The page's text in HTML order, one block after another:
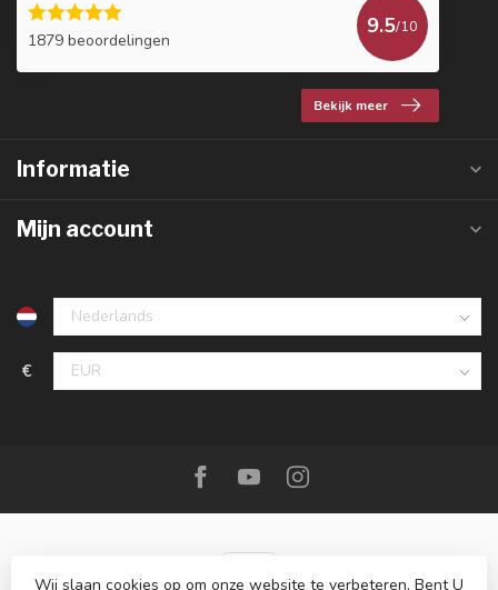
1879 beoordelingen
9.5/10
Bekijk meer
Informatie
Mijn account
€
Wij slaan cookies op om onze website te verbeteren. Bent U